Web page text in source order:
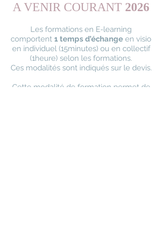
A VENIR COURANT 2026
Les formations en E-learning
comportent 1 temps d’échange en visio
en individuel (15minutes) ou en collectif
(1heure) selon les formations.
Ces modalités sont indiqués sur le devis.
Cette modalité de formation permet de